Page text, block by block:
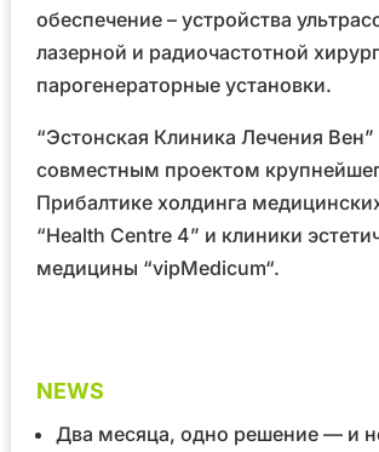
обеспечение – устройства
лазерной и радиочастотной
парогенераторные установки.
“Эстонская Клиника Лечения Вен”
совместным проектом
Прибалтике холдинга
“Health Centre 4” и клиники
медицины “vipMedicum“.
NEWS
Два месяца, одно решение — и